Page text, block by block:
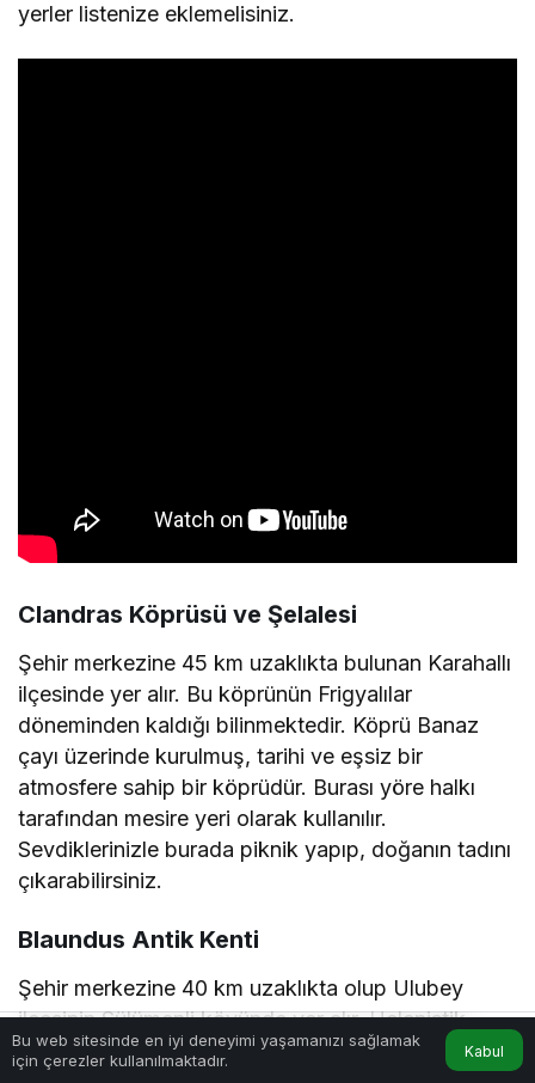
yerler listenize eklemelisiniz.
Clandras Köprüsü ve Şelalesi
Şehir merkezine 45 km uzaklıkta bulunan Karahallı
ilçesinde yer alır. Bu köprünün Frigyalılar
döneminden kaldığı bilinmektedir. Köprü Banaz
çayı üzerinde kurulmuş, tarihi ve eşsiz bir
atmosfere sahip bir köprüdür. Burası yöre halkı
tarafından mesire yeri olarak kullanılır.
Sevdiklerinizle burada piknik yapıp, doğanın tadını
çıkarabilirsiniz.
Blaundus Antik Kenti
Şehir merkezine 40 km uzaklıkta olup Ulubey
ilçesinin Sülümenli köyünde yer alır. Helenistik
dönemlere ait tarihi bir kenttir. Büyük İskender’in
Bu web sitesinde en iyi deneyimi yaşamanızı sağlamak
için çerezler kullanılmaktadır.
Kabul
Anasayfa